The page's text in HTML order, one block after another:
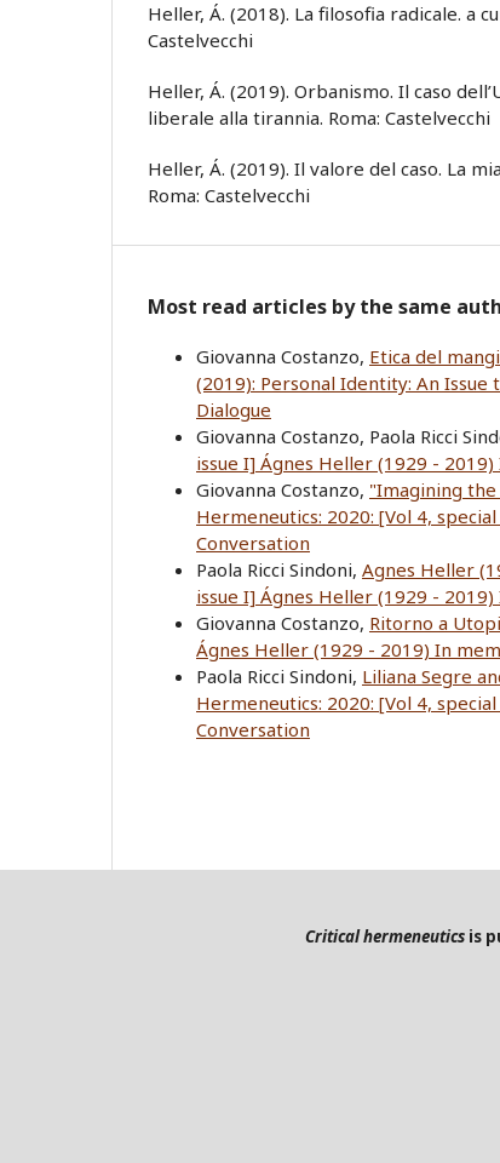
Heller, Á. (2018). La filosofia radicale. a
Castelvecchi
Heller, Á. (2019). Orbanismo. Il caso
liberale alla tirannia. Roma: Castelvecchi
Heller, Á. (2019). Il valore del caso. La
Roma: Castelvecchi
Most read articles by the same
Giovanna Costanzo, Etica del
(2019): Personal Identity: An Issue
Dialogue
Giovanna Costanzo, Paola Ricci
issue I] Ágnes Heller (1929 -
Giovanna Costanzo, "Imagining
Hermeneutics: 2020: [Vol 4,
Conversation
Paola Ricci Sindoni, Agnes Heller
issue I] Ágnes Heller (1929 -
Giovanna Costanzo, Ritorno a
Ágnes Heller (1929 - 2019) In
Paola Ricci Sindoni, Liliana Segre
Hermeneutics: 2020: [Vol 4,
Conversation
Critical hermeneuticsis